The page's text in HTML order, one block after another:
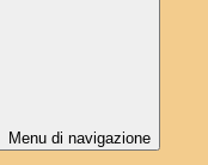
Menu di navigazione